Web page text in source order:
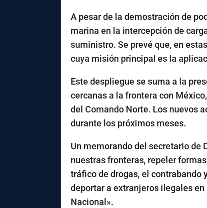
A pesar de la demostración de
marina en la intercepción de
suministro. Se prevé que, en
cuya misión principal es la
Este despliegue se suma a la
cercanas a la frontera con
del Comando Norte. Los nuevos
durante los próximos meses.
Un memorando del secretario de
nuestras fronteras, repeler
tráfico de drogas, el contrabando
deportar a extranjeros ilegales
Nacional».